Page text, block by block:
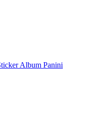
Album Panini